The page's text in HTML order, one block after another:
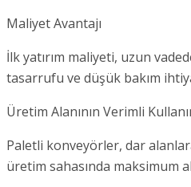
Maliyet Avantajı
İlk yatırım maliyeti, uzun
tasarrufu ve düşük bakım
Üretim Alanının Verimli
Paletli konveyörler, dar
üretim sahasında maksimum